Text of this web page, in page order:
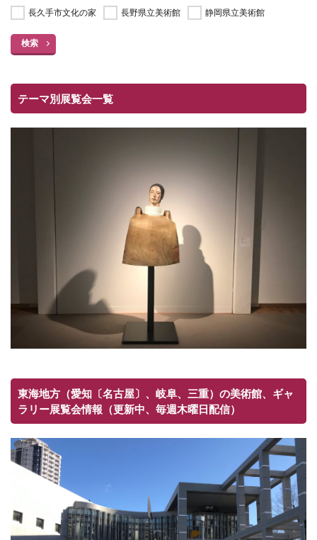
長久手市文化の家
長野県立美術館 静岡県立美術館
検索
テーマ別展覧会一覧
東海地方（愛知〔名古屋〕、岐阜、三重）の美術館、ギャ
ラリー展覧会情報（更新中、毎週木曜日配信）